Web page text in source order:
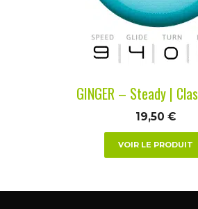
GINGER – Steady |
19,50 €
VOIR LE PRODUIT